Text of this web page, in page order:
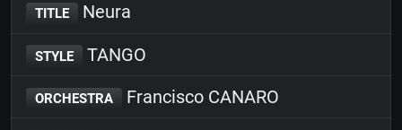
TITLE Neura
STYLE TANGO
ORCHESTRA Francisco CANARO